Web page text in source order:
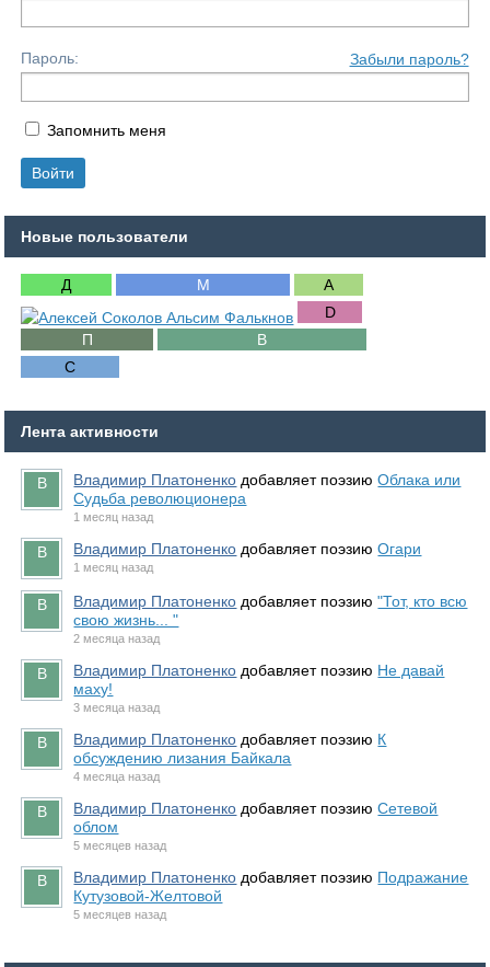
Пароль: Забыли пароль?
Запомнить меня
Новые пользователи
Лента активности
Владимир Платоненко добавляет поэзиюОблака или
Судьба революционера
1 месяц назад
Владимир Платоненко добавляет поэзиюОгари
1 месяц назад
Владимир Платоненко добавляет поэзию"Тот, кто всю
свою жизнь... "
2 месяца назад
Владимир Платоненко добавляет поэзию Не давай
маху!
3 месяца назад
Владимир Платоненко добавляет поэзию К
обсуждению лизания Байкала
4 месяца назад
Владимир Платоненко добавляет поэзиюСетевой
облом
5 месяцев назад
Владимир Платоненко добавляет поэзию Подражание
Кутузовой-Желтовой
5 месяцев назад